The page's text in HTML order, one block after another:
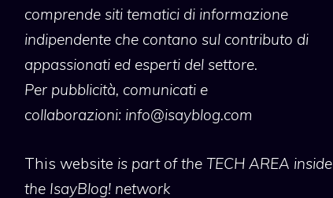
comprende siti tematici di informazione
indipendente che contano sul contributo di
appassionati ed esperti del settore.
Per pubblicità, comunicati e
collaborazioni: info@isayblog.com
This website is part of the TECH AREA inside
the IsayBlog! network